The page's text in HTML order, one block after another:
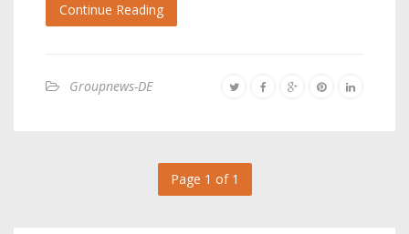
Continue Reading
Groupnews-DE
Page 1 of 1